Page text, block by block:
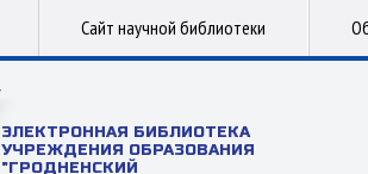
Сайт научной библиотеки
ЭЛЕКТРОННАЯ БИБЛИОТЕКА
УЧРЕЖДЕНИЯ ОБРАЗОВАНИЯ
"ГРОДНЕНСКИЙ